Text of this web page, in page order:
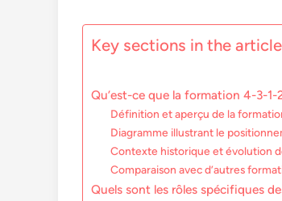
Key sections in the
Qu’est-ce que la formation 4-3-
Définition et aperçu de la
Diagramme illustrant le
Contexte historique et évolution
Comparaison avec d’autres
Quels sont les rôles spécifiques